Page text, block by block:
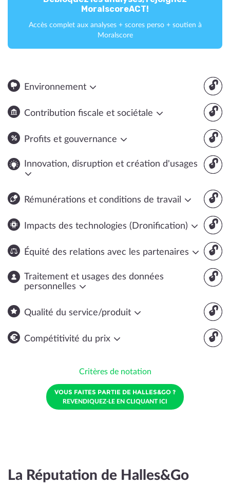
MoralscoreACT!
Accès complet aux analyses + scores perso + soutien à
Moralscore
🔓
Environnement
🔓
Contribution fiscale et sociétale
🔓
Profits et gouvernance
🔓
Innovation, disruption et création d'usages
🔓
Rémunérations et conditions de travail
🔓
Impacts des technologies (Dronification)
🔓
Équité des relations avec les partenaires
🔓
Traitement et usages des données
personnelles
🔓
Qualité du service/produit
🔓
Compétitivité du prix
Critères de notation
VOUS FAITES PARTIE DE HALLES&GO ?
REVENDIQUEZ-LE EN CLIQUANT ICI
La Réputation de Halles&Go